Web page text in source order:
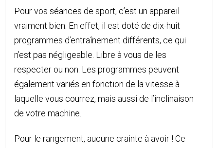
Pour vos séances de sport, c’est un appareil
vraiment bien. En effet, il est doté de dix-huit
programmes d’entraînement différents, ce qui
n’est pas négligeable. Libre à vous de les
respecter ou non. Les programmes peuvent
également variés en fonction de la vitesse à
laquelle vous courrez, mais aussi de l’inclinaison
de votre machine.
Pour le rangement, aucune crainte à avoir ! Ce